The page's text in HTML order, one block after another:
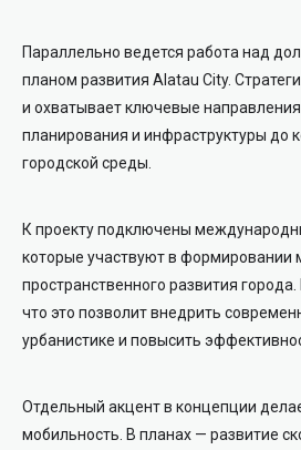
Параллельно ведется работа над
планом развития Alatau City.
и охватывает ключевые направления
планирования и инфраструктуры до
городской среды.
К проекту подключены
которые участвуют в формировании
пространственного развития
что это позволит внедрить
урбанистике и повысить
Отдельный акцент в концепции
мобильность. В планах — развитие